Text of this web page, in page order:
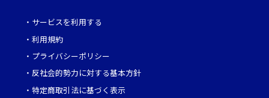
・ サービスを利用する
・ 利用規約
・ プライバシーポリシー
・ 反社会的勢力に対する基本方針
・ 特定商取引法に基づく表示